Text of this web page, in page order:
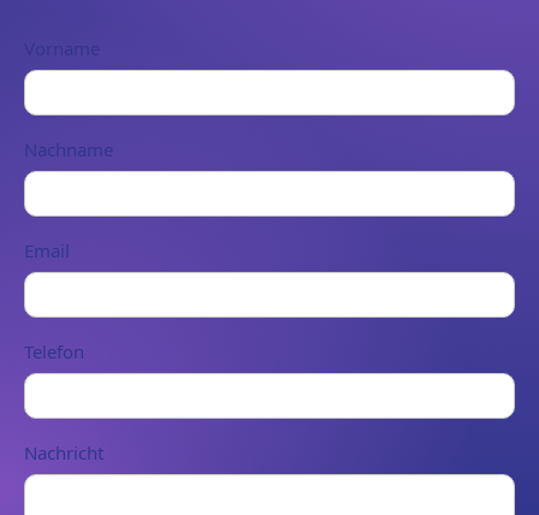
Vorname
Nachname
Email
Telefon
Nachricht